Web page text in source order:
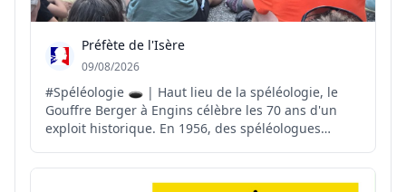
Préfète de l'Isère
09/08/2026
#Spéléologie 🕳️ | Haut lieu de la spéléologie, le
Gouffre Berger à Engins célèbre les 70 ans d'un
exploit historique. En 1956, des spéléologues
du Vercors et atteignaient pour la première fois la
profondeur symbolique de 1 000 mètres. À la